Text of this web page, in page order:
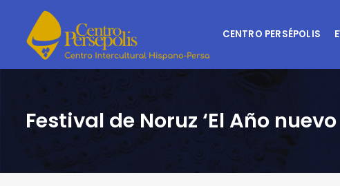
CENTRO PERSÉPOLIS
Festival de Noruz ‘El Año